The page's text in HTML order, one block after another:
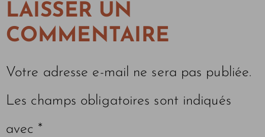
LAISSER UN
COMMENTAIRE
Votre adresse e-mail ne sera pas publiée.
Les champs obligatoires sont indiqués
avec *